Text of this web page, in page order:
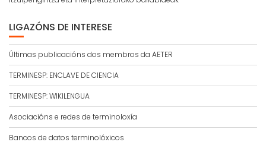
LIGAZÓNS DE INTERESE
Últimas publicacións dos membros da AETER
TERMINESP: ENCLAVE DE CIENCIA
TERMINESP: WIKILENGUA
Asociacións e redes de terminoloxía
Bancos de datos terminolóxicos